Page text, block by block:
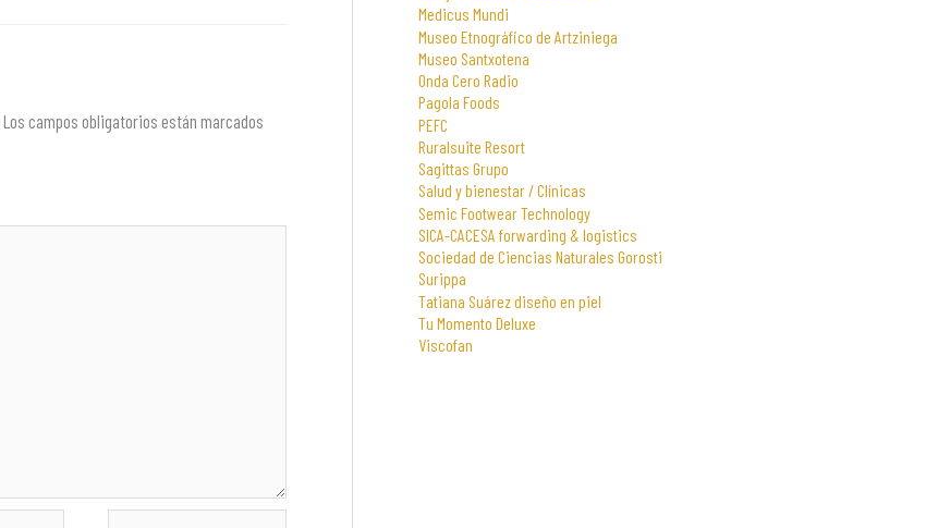
Los campos obligatorios están marcados
Medicus Mundi
Museo Etnográfico de Artziniega
Museo Santxotena
Onda Cero Radio
Pagola Foods
PEFC
Ruralsuite Resort
Sagittas Grupo
Salud y bienestar / Clínicas
Semic Footwear Technology
SICA-CACESA forwarding & logistics
Sociedad de Ciencias Naturales Gorosti
Surippa
Tatiana Suárez diseño en piel
Tu Momento Deluxe
Viscofan